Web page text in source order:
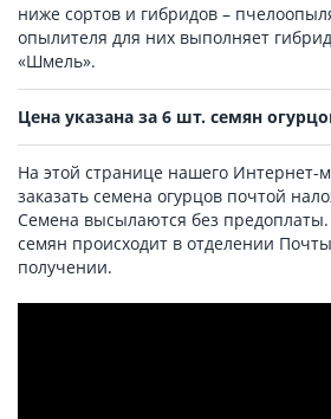
ниже сортов и гибридов –
опылителя для них выполняет
«Шмель».
Цена указана за 6 шт. семян
На этой странице нашего Интернет-
заказать семена огурцов почтой
Семена высылаются без
семян происходит в отделении
получении.